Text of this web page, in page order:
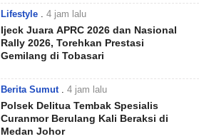
Lifestyle 4 jam lalu
Ijeck Juara APRC 2026 dan Nasional
Rally 2026, Torehkan Prestasi
Gemilang di Tobasari
Berita Sumut 4 jam lalu
Polsek Delitua Tembak Spesialis
Curanmor Berulang Kali Beraksi di
Medan Johor